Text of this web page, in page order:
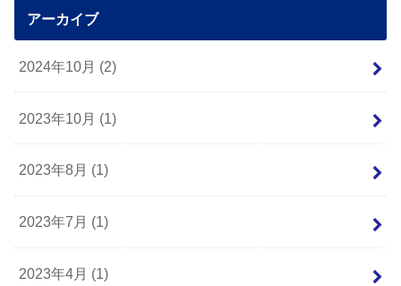
アーカイブ
2024年10月 (2)
2023年10月 (1)
2023年8月 (1)
2023年7月 (1)
2023年4月 (1)